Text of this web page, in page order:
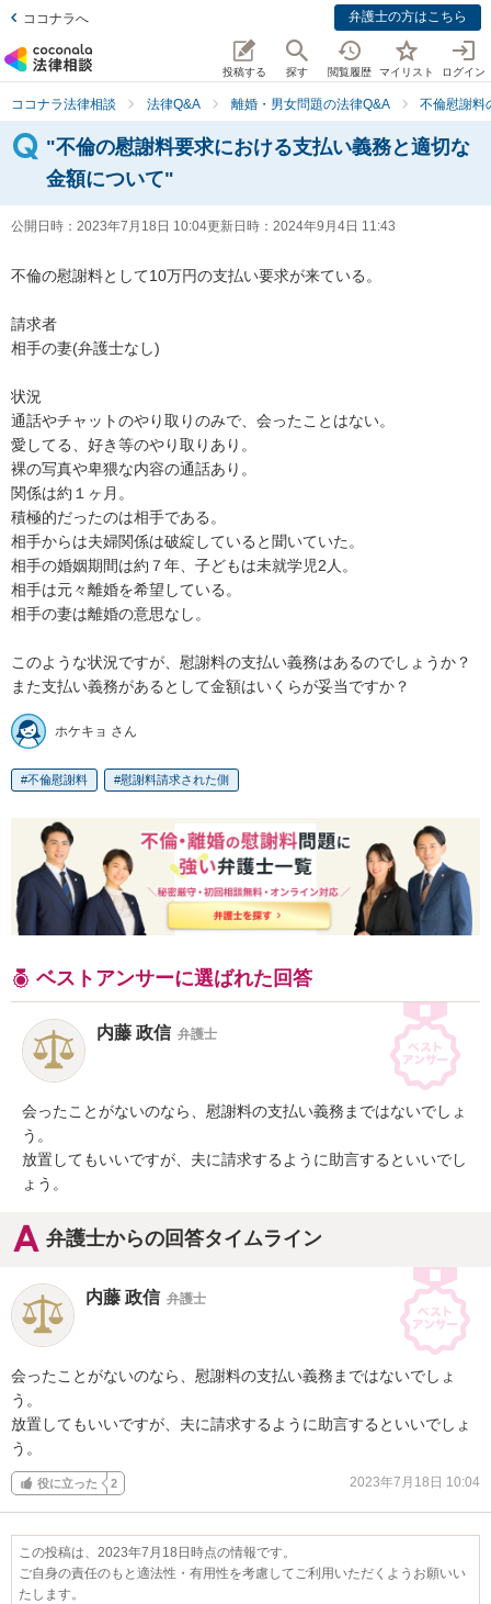
ココナラへ 弁護士の方はこちら
投稿する 探す 閲覧履歴 マイリスト ログイン
ココナラ法律相談 法律Q&A 離婚・男女問題の法律Q&A 不倫慰謝料
"不倫の慰謝料要求における支払い義務と適切な
金額について"
公開日時： 2023年7月18日 10:04更新日時： 2024年9月4日 11:43
不倫の慰謝料として10万円の支払い要求が来ている。
請求者
相手の妻(弁護士なし)
状況
通話やチャットのやり取りのみで、会ったことはない。
愛してる、好き等のやり取りあり。
裸の写真や卑猥な内容の通話あり。
関係は約１ヶ月。
積極的だったのは相手である。
相手からは夫婦関係は破綻していると聞いていた。
相手の婚姻期間は約７年、子どもは未就学児2人。
相手は元々離婚を希望している。
相手の妻は離婚の意思なし。
このような状況ですが、慰謝料の支払い義務はあるのでしょうか？
また支払い義務があるとして金額はいくらが妥当ですか？
ホケキョ さん
不倫慰謝料 慰謝料請求された側
ベストアンサーに選ばれた回答
内藤 政信 弁護士
会ったことがないのなら、慰謝料の支払い義務まではないでしょ
う。
放置してもいいですが、夫に請求するように助言するといいでし
ょう。
弁護士からの回答タイムライン
内藤 政信 弁護士
会ったことがないのなら、慰謝料の支払い義務まではないでしょ
う。
放置してもいいですが、夫に請求するように助言するといいでしょ
う。
役に立った 2 2023年7月18日 10:04
この投稿は、2023年7月18日時点の情報です。
ご自身の責任のもと適法性・有用性を考慮してご利用いただくようお願いい
たします。